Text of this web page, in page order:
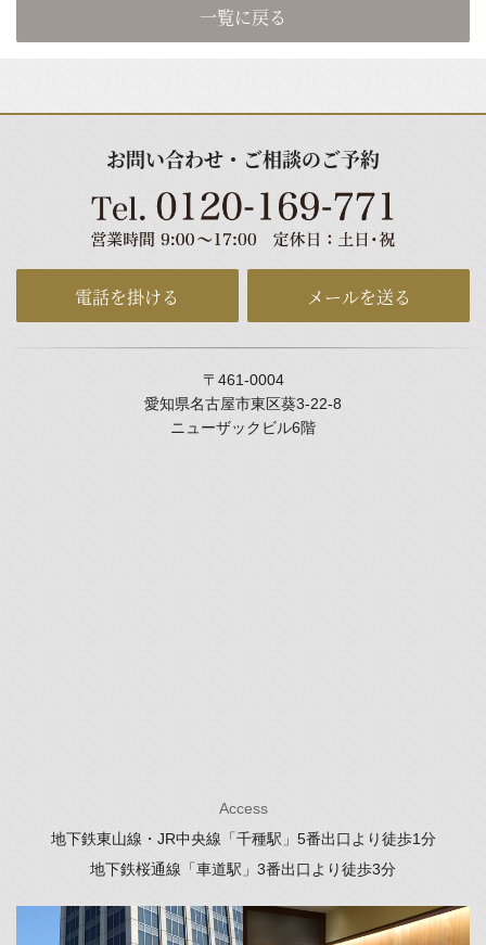
一覧に戻る
お問い合わせ・ご相談のご予約
電話を掛ける メールを送る
〒461-0004
愛知県名古屋市東区葵3-22-8
ニューザックビル6階
Access
地下鉄東山線・JR中央線「千種駅」 5番出口より徒歩1分
地下鉄桜通線「車道駅」 3番出口より徒歩3分